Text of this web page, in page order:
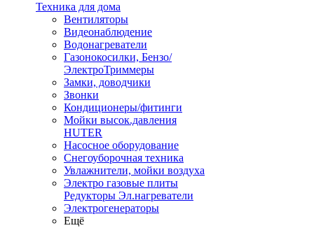
Техника для дома
Вентиляторы
Видеонаблюдение
Водонагреватели
Газонокосилки, Бензо/
ЭлектроТриммеры
Замки, доводчики
Звонки
Кондиционеры/фитинги
Мойки высок.давления
HUTER
Насосное оборудование
Снегоуборочная техника
Увлажнители, мойки воздуха
Электро газовые плиты
Редукторы Эл.нагреватели
Электрогенераторы
Ещё